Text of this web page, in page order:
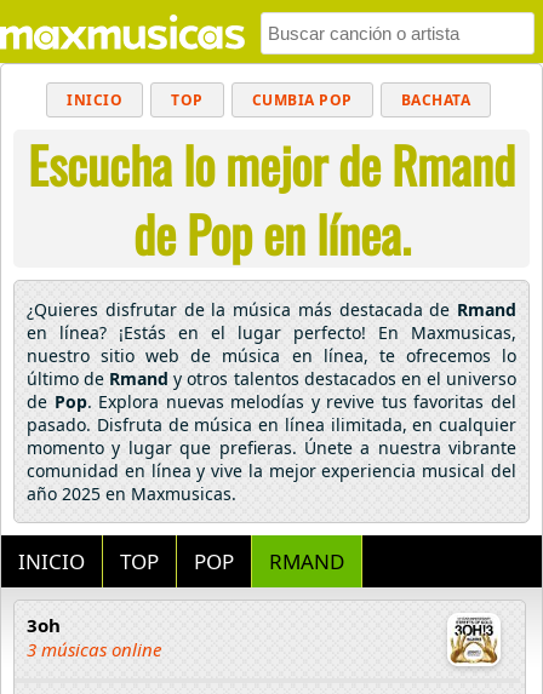
INICIO TOP CUMBIA POP BACHATA
MUSICA CRISTIANA REGGAETON
BALADAS ALTERNATIVO ELECTRÓNICA
CUMBIAS
Escucha lo mejor de Rmand
de Pop en línea.
¿Quieres disfrutar de la música más destacada de Rmand
en línea? ¡Estás en el lugar perfecto! En Maxmusicas,
nuestro sitio web de música en línea, te ofrecemos lo
último de Rmand y otros talentos destacados en el universo
de Pop. Explora nuevas melodías y revive tus favoritas del
pasado. Disfruta de música en línea ilimitada, en cualquier
momento y lugar que prefieras. Únete a nuestra vibrante
comunidad en línea y vive la mejor experiencia musical del
año 2025 en Maxmusicas.
INICIO TOP POP RMAND
3oh
3 músicas online